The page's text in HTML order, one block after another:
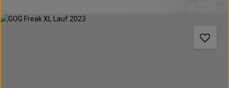
Bildergalerie überspringen